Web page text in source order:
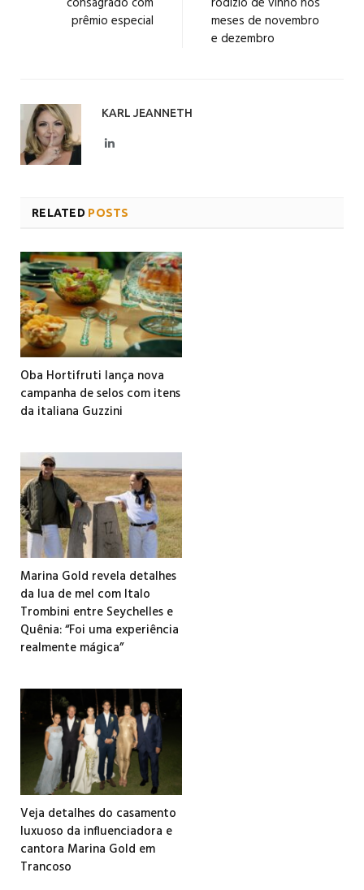
prêmio especial
meses de novembro
e dezembro
KARL JEANNETH
LinkedIn
RELATED POSTS
Oba Hortifruti lança nova
campanha de selos com itens
da italiana Guzzini
Marina Gold revela detalhes
da lua de mel com Italo
Trombini entre Seychelles e
Quênia: “Foi uma experiência
realmente mágica”
Veja detalhes do casamento
luxuoso da influenciadora e
cantora Marina Gold em
Trancoso